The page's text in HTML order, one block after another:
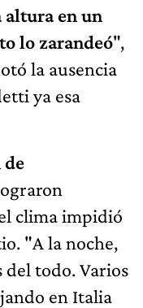
altura en un
lo zarandeó",
la ausencia
ya esa
de
clima impidió
"A la noche,
del todo. Varios
en Italia